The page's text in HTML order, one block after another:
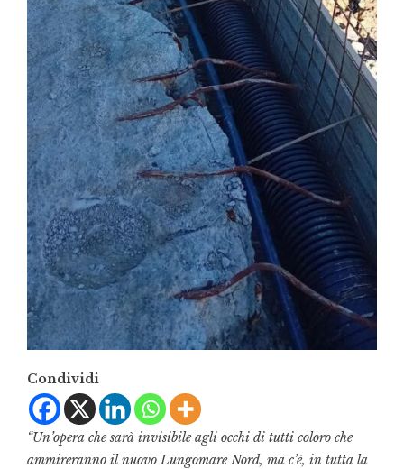
Condividi
“Un’opera che sarà invisibile agli occhi di tutti coloro che
ammireranno il nuovo Lungomare Nord, ma c’è, in tutta la